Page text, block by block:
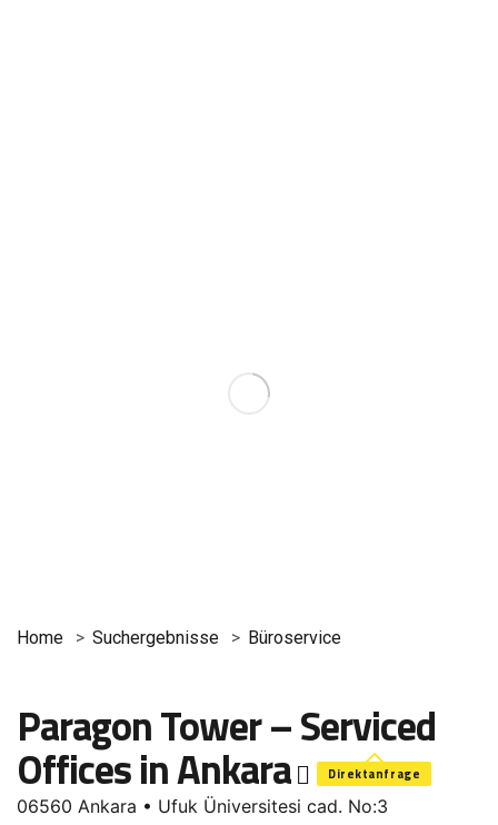
Home Suchergebnisse Büroservice
Paragon Tower – Serviced
Offices in Ankara Direktanfrage
06560 Ankara • Ufuk Üniversitesi cad. No:3